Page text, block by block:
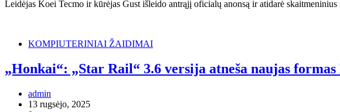
Leidėjas Koei Tecmo ir kūrėjas Gust išleido antrąjį oficialų anonsą ir atidarė
KOMPIUTERINIAI ŽAIDIMAI
„Honkai“: „Star Rail“ 3.6 versija atneša naujas
admin
13 rugsėjo, 2025